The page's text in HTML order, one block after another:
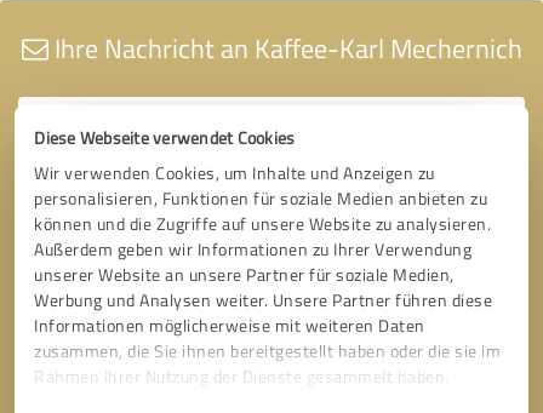
Diese Webseite verwendet Cookies
Wir verwenden Cookies, um Inhalte und Anzeigen zu
personalisieren, Funktionen für soziale Medien anbieten zu
können und die Zugriffe auf unsere Website zu analysieren.
Außerdem geben wir Informationen zu Ihrer Verwendung
unserer Website an unsere Partner für soziale Medien,
Werbung und Analysen weiter. Unsere Partner führen diese
Informationen möglicherweise mit weiteren Daten
zusammen, die Sie ihnen bereitgestellt haben oder die sie im
Rahmen Ihrer Nutzung der Dienste gesammelt haben.
Ihre Nachricht an Kaffee-Karl Mechernich